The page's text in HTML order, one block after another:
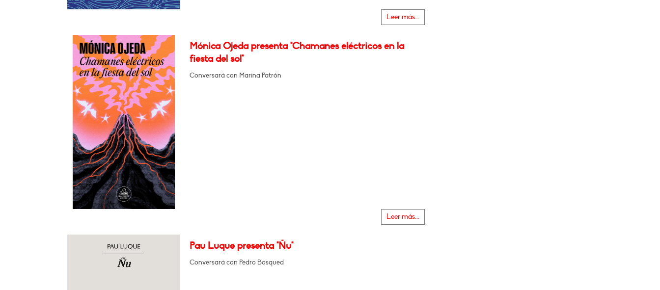
Leer más...
Mónica Ojeda presenta "Chamanes eléctricos en la
fiesta del sol"
Conversará con Marina Patrón
Leer más...
Pau Luque presenta "Ñu"
Conversará con Pedro Bosqued